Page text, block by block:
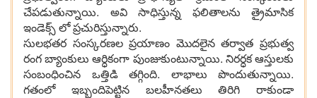
చేప‌డుతున్నాయి. అవి సాధిస్తున్న ఫ‌లితాల‌ను త్రైమాసిక
ఇండెక్స్ లో ప్ర‌చురిస్తున్నారు.
సుల‌భ‌త‌ర సంస్క‌ర‌ణ‌ల ప్ర‌యాణం మొద‌లైన త‌ర్వాత ప్ర‌భుత్వ
రంగ బ్యాంకులు ఆర్ధికంగా పుంజుకుంటున్నాయి. నిర‌ర్ధ‌క ఆస్తుల‌కు
సంబంధించిన ఒత్తిడి త‌గ్గింది. లాభాలు పొందుతున్నాయి.
గ‌తంలో ఇబ్బందిపెట్టిన బ‌ల‌హీన‌తలు తిరిగి రాకుండా